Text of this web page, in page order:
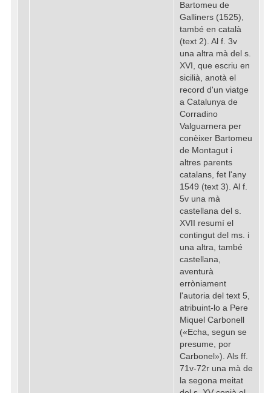
Bartomeu de
Galliners (1525),
també en català
(text 2). Al f. 3v
una altra mà del s.
XVI, que escriu en
sicilià, anotà el
record d'un viatge
a Catalunya de
Corradino
Valguarnera per
conèixer Bartomeu
de Montagut i
altres parents
catalans, fet l'any
1549 (text 3). Al f.
5v una mà
castellana del s.
XVII resumí el
contingut del ms. i
una altra, també
castellana,
aventurà
erròniament
l'autoria del text 5,
atribuint-lo a Pere
Miquel Carbonell
(«Echa, segun se
presume, por
Carbonel»). Als ff.
71v-72r una mà de
la segona meitat